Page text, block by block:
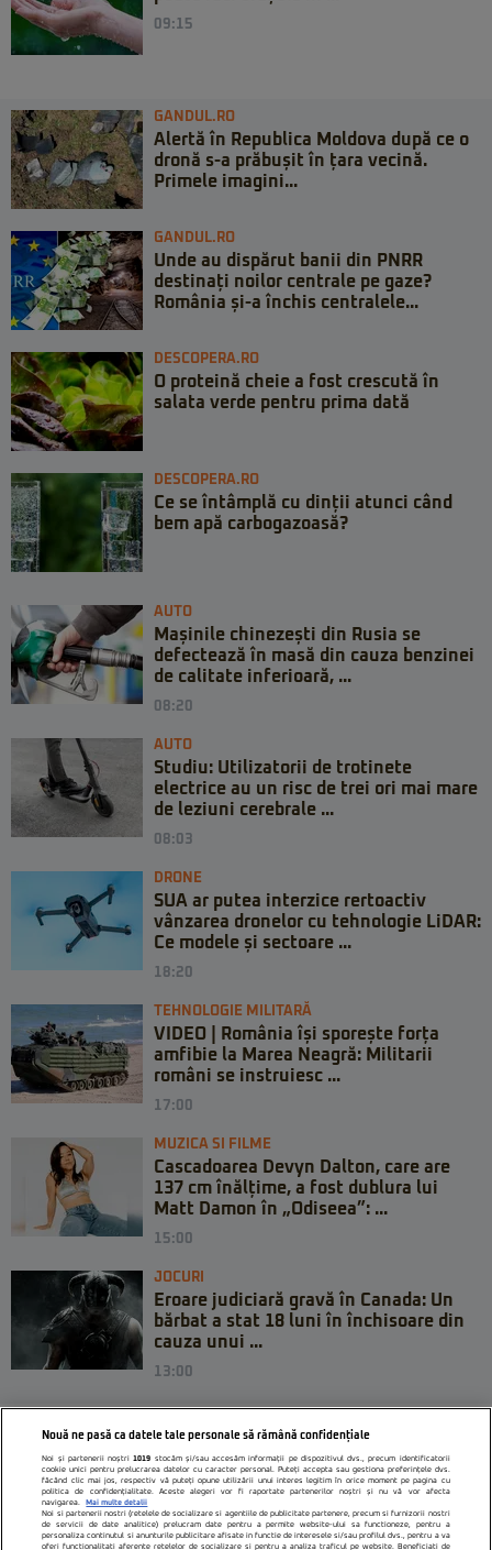
09:15
GANDUL.RO
Alertă în Republica Moldova după ce o
dronă s-a prăbușit în țara vecină.
Primele imagini...
GANDUL.RO
Unde au dispărut banii din PNRR
destinați noilor centrale pe gaze?
România și-a închis centralele...
DESCOPERA.RO
O proteină cheie a fost crescută în
salata verde pentru prima dată
DESCOPERA.RO
Ce se întâmplă cu dinții atunci când
bem apă carbogazoasă?
AUTO
Mașinile chinezești din Rusia se
defectează în masă din cauza benzinei
de calitate inferioară, ...
08:20
AUTO
Studiu: Utilizatorii de trotinete
electrice au un risc de trei ori mai mare
de leziuni cerebrale ...
08:03
DRONE
SUA ar putea interzice rertoactiv
vânzarea dronelor cu tehnologie LiDAR:
Ce modele și sectoare ...
18:20
TEHNOLOGIE MILITARĂ
VIDEO | România își sporește forța
amfibie la Marea Neagră: Militarii
români se instruiesc ...
17:00
MUZICA SI FILME
Cascadoarea Devyn Dalton, care are
137 cm înălțime, a fost dublura lui
Matt Damon în „Odiseea”: ...
15:00
JOCURI
Eroare judiciară gravă în Canada: Un
bărbat a stat 18 luni în închisoare din
cauza unui ...
13:00
Nouă ne pasă ca datele tale personale să rămână confidențiale
Noi și partenerii noștri1019 stocăm și/sau accesăm informații pe dispozitivul dvs., precum identificatorii
cookie unici pentru prelucrarea datelor cu caracter personal. Puteți accepta sau gestiona preferințele dvs.
făcând clic mai jos, respectiv vă puteți opune utilizării unui interes legitim în orice moment pe pagina cu
politica de confidențialitate. Aceste alegeri vor fi raportate partenerilor noștri și nu vă vor afecta
navigarea.
Mai multe detalii
Noi si partenerii nostri (retelele de socializare si agentiile de publicitate partenere, precum si furnizorii nostri
de servicii de date analitice) prelucram date pentru a permite website-ului sa functioneze, pentru a
personaliza continutul si anunturile publicitare afisate in functie de interesele si/sau profilul dvs., pentru a va
oferi functionalitati aferente retelelor de socializare si pentru a analiza traficul pe website. Beneficiati de